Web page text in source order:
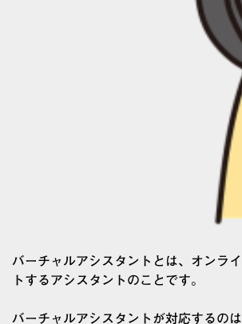
バーチャルアシスタントとは、オンラ
トするアシスタントのことです。
バーチャルアシスタントが対応するの